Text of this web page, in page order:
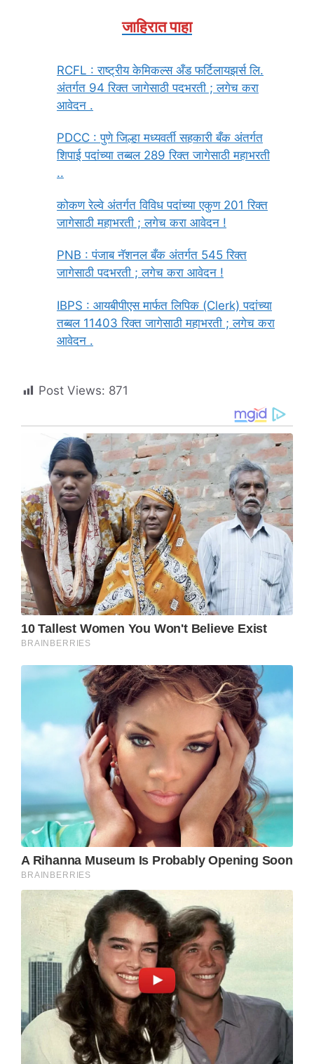
जाहिरात पाहा
RCFL : राष्ट्रीय केमिकल्स अँड फर्टिलायझर्स लि.
अंतर्गत 94 रिक्त जागेसाठी पदभरती ; लगेच करा
आवेदन .
PDCC : पुणे जिल्हा मध्यवर्ती सहकारी बँक अंतर्गत
शिपाई पदांच्या तब्बल 289 रिक्त जागेसाठी महाभरती
..
कोकण रेल्वे अंतर्गत विविध पदांच्या एकुण 201 रिक्त
जागेसाठी महाभरती ; लगेच करा आवेदन !
PNB : पंजाब नॅशनल बँक अंतर्गत 545 रिक्त
जागेसाठी पदभरती ; लगेच करा आवेदन !
IBPS : आयबीपीएस मार्फत लिपिक (Clerk) पदांच्या
तब्बल 11403 रिक्त जागेसाठी महाभरती ; लगेच करा
आवेदन .
Post Views: 871